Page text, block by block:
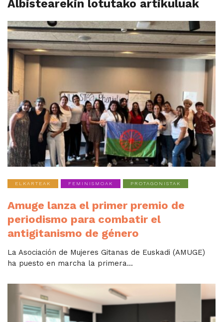
Albistearekin lotutako artikuluak
ELKARTEAK FEMINISMOAK PROTAGONISTAK
Amuge lanza el primer premio de
periodismo para combatir el
antigitanismo de género
La Asociación de Mujeres Gitanas de Euskadi (AMUGE)
ha puesto en marcha la primera...